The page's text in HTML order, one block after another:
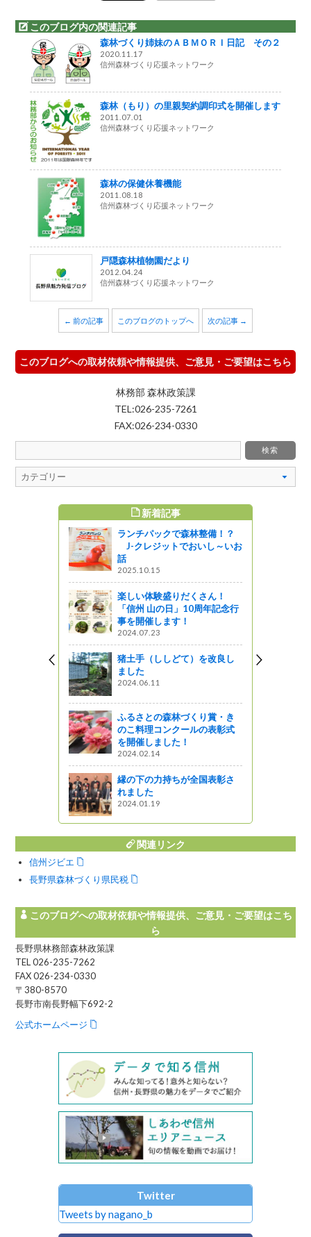
このブログ内の関連記事
森林づくり姉妹のＡＢＭＯＲＩ日記 その２
2020.11.17
信州森林づくり応援ネットワーク
森林（もり）の里親契約調印式を開催します
2011.07.01
信州森林づくり応援ネットワーク
森林の保健休養機能
2011.08.18
信州森林づくり応援ネットワーク
戸隠森林植物園だより
2012.04.24
信州森林づくり応援ネットワーク
← 前の記事 このブログのトップへ 次の記事 →
このブログへの取材依頼や情報提供、ご意見・ご要望はこちら
林務部 森林政策課
TEL:026-235-7261
FAX:026-234-0330
新着記事
ランチパックで森林整備！？
J-クレジットでおいし～いお
話
2025.10.15
楽しい体験盛りだくさん！
「信州 山の日」10周年記念行
事を開催します！
2024.07.23
猪土手（ししどて）を改良し
ました
2024.06.11
ふるさとの森林づくり賞・き
のこ料理コンクールの表彰式
を開催しました！
2024.02.14
縁の下の力持ちが全国表彰さ
れました
2024.01.19
関連リンク
信州ジビエ
長野県森林づくり県民税
このブログへの取材依頼や情報提供、ご意見・ご要望はこち
ら
長野県林務部森林政策課
TEL 026-235-7262
FAX 026-234-0330
〒380-8570
長野市南長野幅下692-2
公式ホームページ
Twitter
Tweets by nagano_b